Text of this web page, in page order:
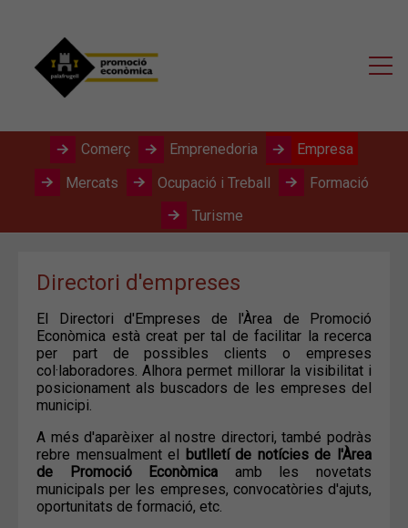
Comerç Emprenedoria
Empresa
Mercats
Ocupació i Treball
Formació
Turisme
Directori d'empreses
El Directori d'Empreses de l'Àrea de Promoció
Econòmica està creat per tal de facilitar la recerca
per part de possibles clients o empreses
col·laboradores. Alhora permet millorar la visibilitat i
posicionament als buscadors de les empreses del
municipi.
A més d'aparèixer al nostre directori, també podràs
rebre mensualment el butlletí de notícies de l'Àrea
de Promoció Econòmica amb les novetats
municipals per les empreses, convocatòries d'ajuts,
oportunitats de formació, etc.